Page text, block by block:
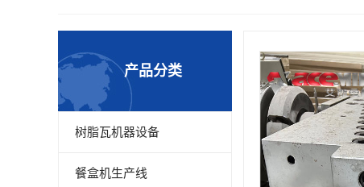
产品分类
树脂瓦机器设备
餐盒机生产线